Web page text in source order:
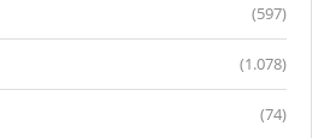
(597)
(1.078)
(74)